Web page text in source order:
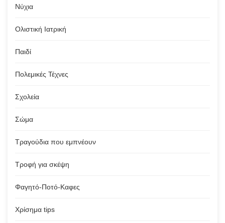
Νύχια
Ολιστική Ιατρική
Παιδί
Πολεμικές Τέχνες
Σχολεία
Σώμα
Τραγούδια που εμπνέουν
Τροφή για σκέψη
Φαγητό-Ποτό-Καφες
Χρίσημα tips